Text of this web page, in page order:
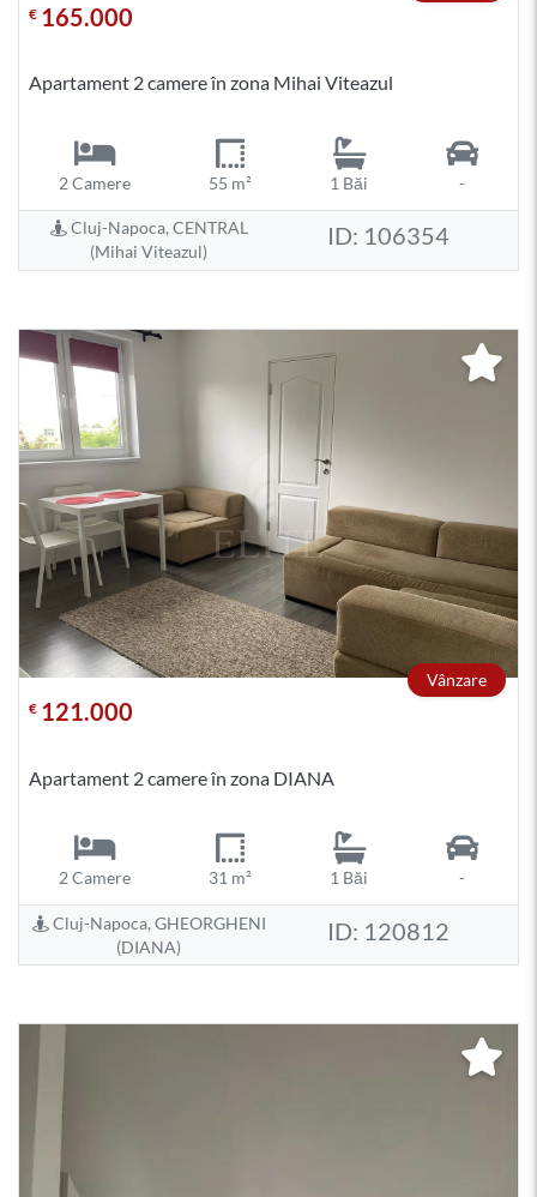
€ 165.000
Apartament 2 camere în zona Mihai Viteazul
2 Camere 55 m² 1 Băi -
Cluj-Napoca, CENTRAL
(Mihai Viteazul)
ID: 106354
Vânzare
€ 121.000
Apartament 2 camere în zona DIANA
2 Camere 31 m² 1 Băi -
Cluj-Napoca, GHEORGHENI
(DIANA)
ID: 120812